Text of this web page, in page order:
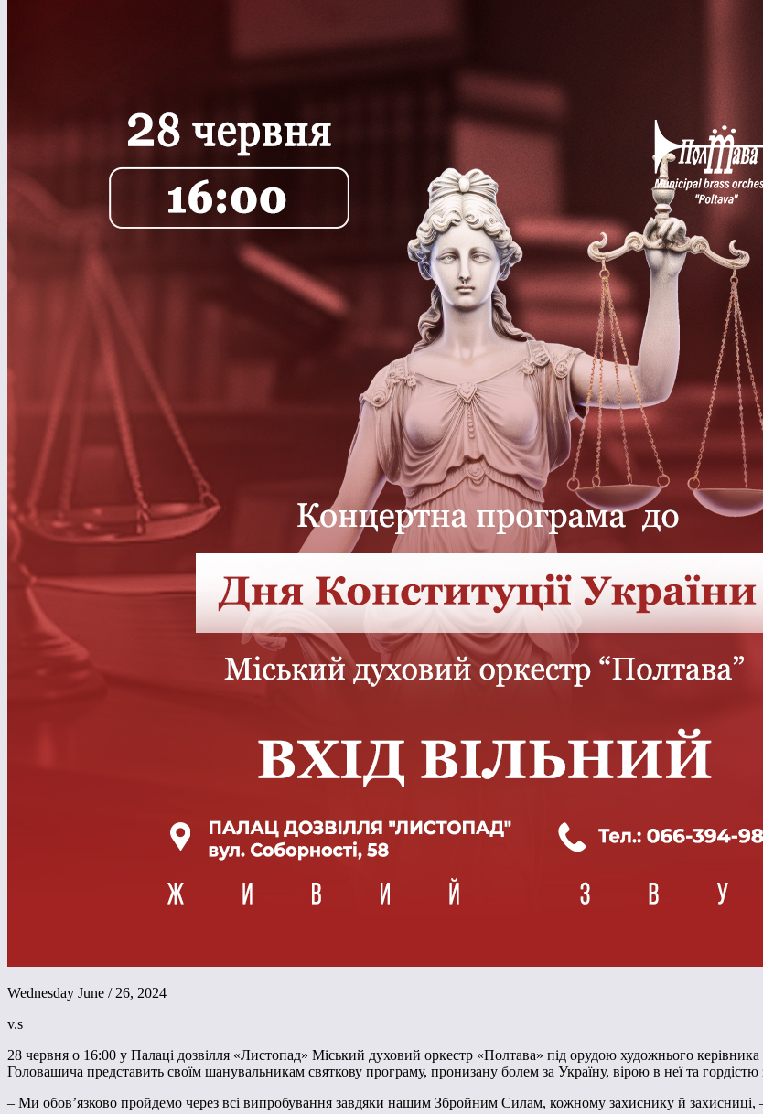
Wednesday June / 26, 2024
v.s
28 червня о 16:00 у Палаці дозвілля «Листопад» Міський духовий оркестр «Полтава» під орудою художнього
Головашича представить своїм шанувальникам святкову програму, пронизану болем за Україну, вірою в неї та гордістю
– Ми обов’язково пройдемо через всі випробування завдяки нашим Збройним Силам, кожному захиснику й захисниці,